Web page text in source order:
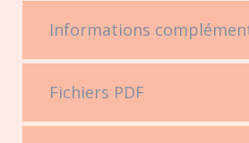
Informations
Fichiers PDF